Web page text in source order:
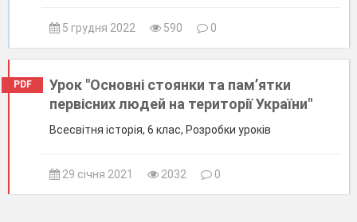
5 грудня 2022 590 0
PDF
Урок "Основні стоянки та пам’ятки
первісних людей на території України"
Всесвітня історія, 6 клас, Розробки уроків
29 січня 2021 2032 0